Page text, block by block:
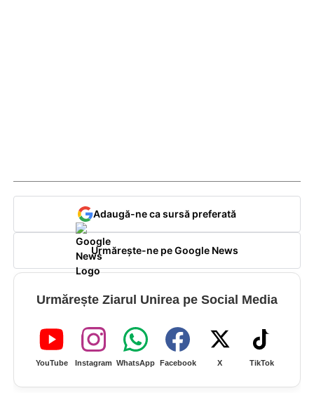
Adaugă-ne ca sursă preferată
Urmărește-ne pe Google News
Urmărește Ziarul Unirea pe Social Media
YouTube Instagram WhatsApp Facebook X TikTok